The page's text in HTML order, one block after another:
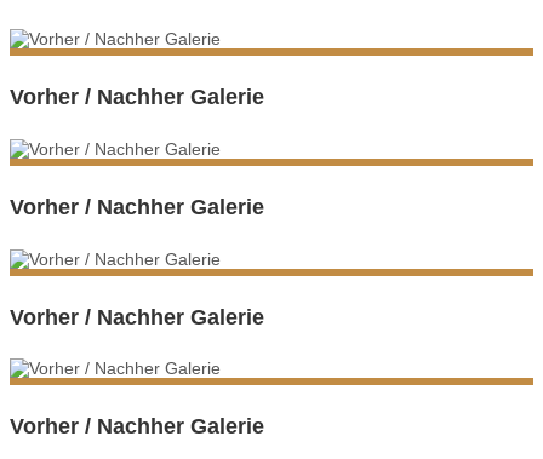
Vorher / Nachher Galerie
Vorher / Nachher Galerie
Vorher / Nachher Galerie
Vorher / Nachher Galerie